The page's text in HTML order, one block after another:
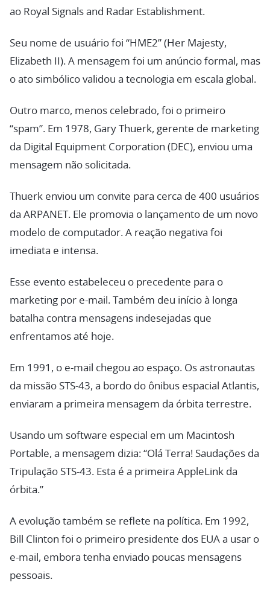
ao Royal Signals and Radar Establishment.
Seu nome de usuário foi “HME2” (Her Majesty,
Elizabeth II). A mensagem foi um anúncio formal, mas
o ato simbólico validou a tecnologia em escala global.
Outro marco, menos celebrado, foi o primeiro
“spam”. Em 1978, Gary Thuerk, gerente de marketing
da Digital Equipment Corporation (DEC), enviou uma
mensagem não solicitada.
Thuerk enviou um convite para cerca de 400 usuários
da ARPANET. Ele promovia o lançamento de um novo
modelo de computador. A reação negativa foi
imediata e intensa.
Esse evento estabeleceu o precedente para o
marketing por e-mail. Também deu início à longa
batalha contra mensagens indesejadas que
enfrentamos até hoje.
Em 1991, o e-mail chegou ao espaço. Os astronautas
da missão STS-43, a bordo do ônibus espacial Atlantis,
enviaram a primeira mensagem da órbita terrestre.
Usando um software especial em um Macintosh
Portable, a mensagem dizia: “Olá Terra! Saudações da
Tripulação STS-43. Esta é a primeira AppleLink da
órbita.”
A evolução também se reflete na política. Em 1992,
Bill Clinton foi o primeiro presidente dos EUA a usar o
e-mail, embora tenha enviado poucas mensagens
pessoais.